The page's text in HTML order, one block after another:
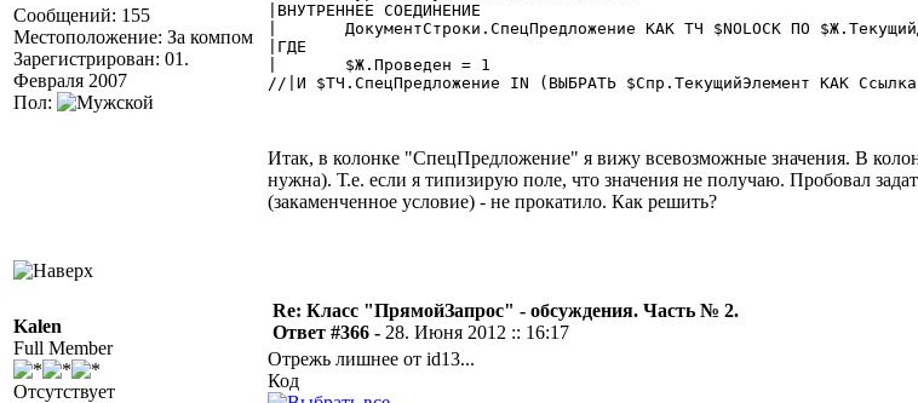
Сообщений: 155
Местоположение: За компом
Зарегистрирован: 01.
Февраля 2007
Пол:
|ВНУТРЕННЕЕ СОЕДИНЕНИЕ
|ГДЕ
//|И $ТЧ.СпецПредложение IN (ВЫБРАТЬ $Спр.ТекущийЭлемент КАК Ссылка
Итак, в колонке "СпецПредложение" я вижу всевозможные значения. В
нужна). Т.е. если я типизирую поле, что значения не получаю. Пробовал
(закаменченное условие) - не прокатило. Как решить?
Kalen
Full Member
Отсутствует
Re: Класс "ПрямойЗапрос" - обсуждения. Часть № 2.
Ответ #366 - 28. Июня 2012 :: 16:17
Отрежь лишнее от id13...
Код